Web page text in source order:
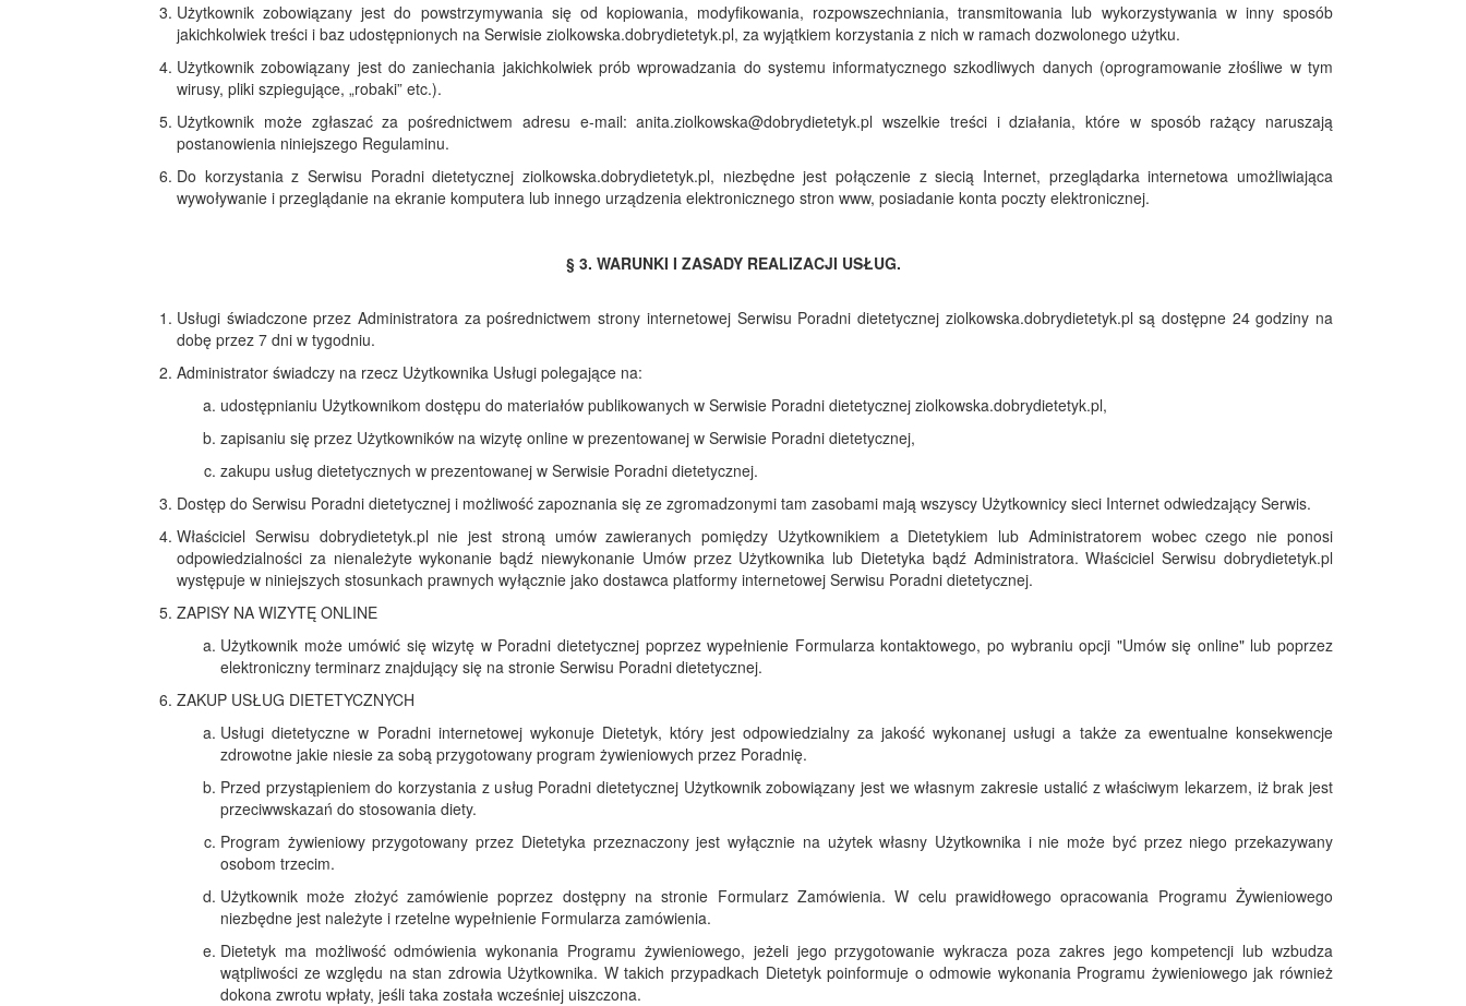
Użytkownik zobowiązany jest do powstrzymywania się od kopiowania, modyfikowania, rozpowszechniania, transmitowania lub wykorzystywania w inny sposób
jakichkolwiek treści i baz udostępnionych na Serwisie ziolkowska.dobrydietetyk.pl, za wyjątkiem korzystania z nich w ramach dozwolonego użytku.
Użytkownik zobowiązany jest do zaniechania jakichkolwiek prób wprowadzania do systemu informatycznego szkodliwych danych (oprogramowanie złośliwe w tym
wirusy, pliki szpiegujące, „robaki” etc.).
Użytkownik może zgłaszać za pośrednictwem adresu e-mail: anita.ziolkowska@dobrydietetyk.pl wszelkie treści i działania, które w sposób rażący naruszają
postanowienia niniejszego Regulaminu.
Do korzystania z Serwisu Poradni dietetycznej ziolkowska.dobrydietetyk.pl, niezbędne jest połączenie z siecią Internet, przeglądarka internetowa umożliwiająca
wywoływanie i przeglądanie na ekranie komputera lub innego urządzenia elektronicznego stron www, posiadanie konta poczty elektronicznej.
§ 3. WARUNKI I ZASADY REALIZACJI USŁUG.
Usługi świadczone przez Administratora za pośrednictwem strony internetowej Serwisu Poradni dietetycznej ziolkowska.dobrydietetyk.pl są dostępne 24 godziny na
dobę przez 7 dni w tygodniu.
Administrator świadczy na rzecz Użytkownika Usługi polegające na:
udostępnianiu Użytkownikom dostępu do materiałów publikowanych w Serwisie Poradni dietetycznej ziolkowska.dobrydietetyk.pl,
zapisaniu się przez Użytkowników na wizytę online w prezentowanej w Serwisie Poradni dietetycznej,
zakupu usług dietetycznych w prezentowanej w Serwisie Poradni dietetycznej.
Dostęp do Serwisu Poradni dietetycznej i możliwość zapoznania się ze zgromadzonymi tam zasobami mają wszyscy Użytkownicy sieci Internet odwiedzający Serwis.
Właściciel Serwisu dobrydietetyk.pl nie jest stroną umów zawieranych pomiędzy Użytkownikiem a Dietetykiem lub Administratorem wobec czego nie ponosi
odpowiedzialności za nienależyte wykonanie bądź niewykonanie Umów przez Użytkownika lub Dietetyka bądź Administratora. Właściciel Serwisu dobrydietetyk.pl
występuje w niniejszych stosunkach prawnych wyłącznie jako dostawca platformy internetowej Serwisu Poradni dietetycznej.
ZAPISY NA WIZYTĘ ONLINE
Użytkownik może umówić się wizytę w Poradni dietetycznej poprzez wypełnienie Formularza kontaktowego, po wybraniu opcji "Umów się online" lub poprzez
elektroniczny terminarz znajdujący się na stronie Serwisu Poradni dietetycznej.
ZAKUP USŁUG DIETETYCZNYCH
Usługi dietetyczne w Poradni internetowej wykonuje Dietetyk, który jest odpowiedzialny za jakość wykonanej usługi a także za ewentualne konsekwencje
zdrowotne jakie niesie za sobą przygotowany program żywieniowych przez Poradnię.
Przed przystąpieniem do korzystania z usług Poradni dietetycznej Użytkownik zobowiązany jest we własnym zakresie ustalić z właściwym lekarzem, iż brak jest
przeciwwskazań do stosowania diety.
Program żywieniowy przygotowany przez Dietetyka przeznaczony jest wyłącznie na użytek własny Użytkownika i nie może być przez niego przekazywany
osobom trzecim.
Użytkownik może złożyć zamówienie poprzez dostępny na stronie Formularz Zamówienia. W celu prawidłowego opracowania Programu Żywieniowego
niezbędne jest należyte i rzetelne wypełnienie Formularza zamówienia.
Dietetyk ma możliwość odmówienia wykonania Programu żywieniowego, jeżeli jego przygotowanie wykracza poza zakres jego kompetencji lub wzbudza
wątpliwości ze względu na stan zdrowia Użytkownika. W takich przypadkach Dietetyk poinformuje o odmowie wykonania Programu żywieniowego jak również
dokona zwrotu wpłaty, jeśli taka została wcześniej uiszczona.